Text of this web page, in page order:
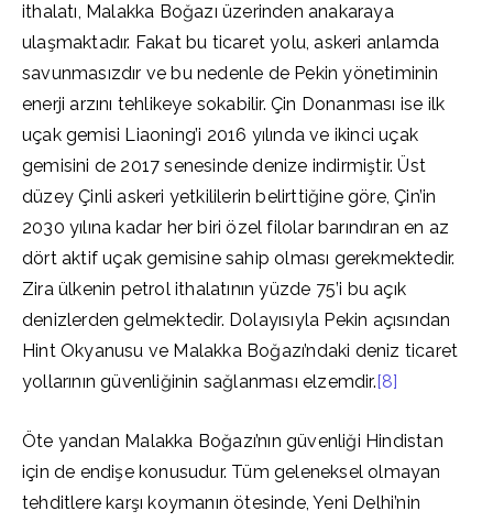
ithalatı, Malakka Boğazı üzerinden anakaraya
ulaşmaktadır. Fakat bu ticaret yolu, askeri anlamda
savunmasızdır ve bu nedenle de Pekin yönetiminin
enerji arzını tehlikeye sokabilir. Çin Donanması ise ilk
uçak gemisi Liaoning’i 2016 yılında ve ikinci uçak
gemisini de 2017 senesinde denize indirmiştir. Üst
düzey Çinli askeri yetkililerin belirttiğine göre, Çin’in
2030 yılına kadar her biri özel filolar barındıran en az
dört aktif uçak gemisine sahip olması gerekmektedir.
Zira ülkenin petrol ithalatının yüzde 75’i bu açık
denizlerden gelmektedir. Dolayısıyla Pekin açısından
Hint Okyanusu ve Malakka Boğazı’ndaki deniz ticaret
yollarının güvenliğinin sağlanması elzemdir.[8]
Öte yandan Malakka Boğazı’nın güvenliği Hindistan
için de endişe konusudur. Tüm geleneksel olmayan
tehditlere karşı koymanın ötesinde, Yeni Delhi’nin